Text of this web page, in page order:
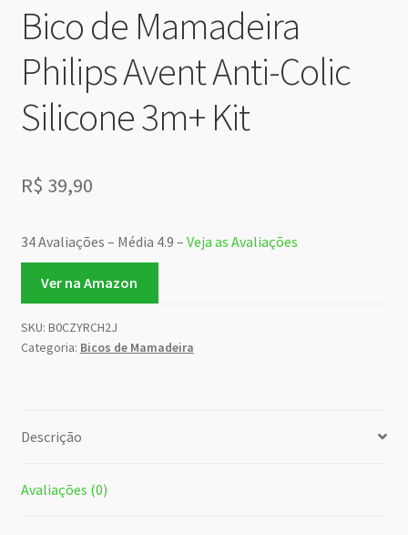
Bico de Mamadeira
Philips Avent Anti-Colic
Silicone 3m+ Kit
R$ 39,90
34 Avaliações – Média 4.9 – Veja as Avaliações
Ver na Amazon
SKU: B0CZYRCH2J
Categoria: Bicos de Mamadeira
Descrição
Avaliações (0)